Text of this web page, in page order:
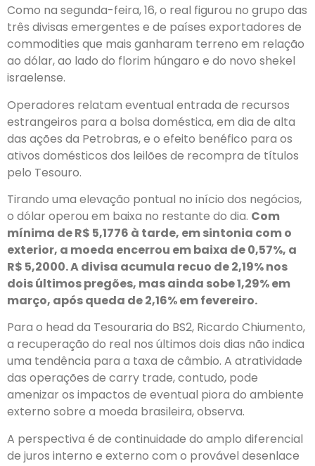
Como na segunda-feira, 16, o real figurou no grupo das
três divisas emergentes e de países exportadores de
commodities que mais ganharam terreno em relação
ao dólar, ao lado do florim húngaro e do novo shekel
israelense.
Operadores relatam eventual entrada de recursos
estrangeiros para a bolsa doméstica, em dia de alta
das ações da Petrobras, e o efeito benéfico para os
ativos domésticos dos leilões de recompra de títulos
pelo Tesouro.
Tirando uma elevação pontual no início dos negócios,
o dólar operou em baixa no restante do dia. Com
mínima de R$ 5,1776 à tarde, em sintonia com o
exterior, a moeda encerrou em baixa de 0,57%, a
R$ 5,2000. A divisa acumula recuo de 2,19% nos
dois últimos pregões, mas ainda sobe 1,29% em
março, após queda de 2,16% em fevereiro.
Para o head da Tesouraria do BS2, Ricardo Chiumento,
a recuperação do real nos últimos dois dias não indica
uma tendência para a taxa de câmbio. A atratividade
das operações de carry trade, contudo, pode
amenizar os impactos de eventual piora do ambiente
externo sobre a moeda brasileira, observa.
A perspectiva é de continuidade do amplo diferencial
de juros interno e externo com o provável desenlace